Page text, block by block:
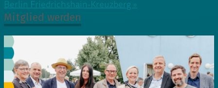
Berlin Friedrichshain-Kreuzberg »
Mitglied werden